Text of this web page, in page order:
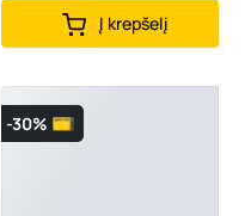
Į krepšelį
-30%